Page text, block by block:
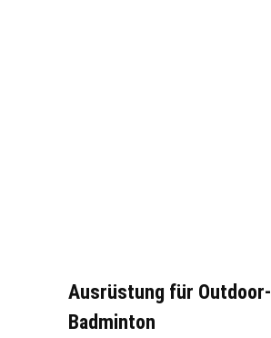
Ausrüstung für Outdoor-
Badminton